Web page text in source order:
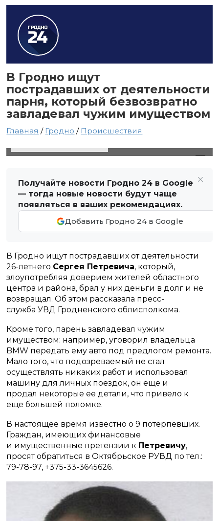
В Гродно ищут
пострадавших от деятельности
парня, который безвозвратно
завладевал чужим имуществом
Главная / Гродно / Происшествия
Получайте новости Гродно 24 в Google
— тогда новые новости будут чаще
появляться в ваших рекомендациях.
Добавить Гродно 24 в Google
В Гродно ищут пострадавших от деятельности
26-летнего Сергея Петревича, который,
злоупотребляя доверием жителей областного
центра и района, брал у них деньги в долг и не
возвращал. Об этом рассказала пресс-
служба УВД Гродненского облисполкома.
Кроме того, парень завладевал чужим
имуществом: например, уговорил владельца
BMW передать ему авто под предлогом ремонта.
Мало того, что подозреваемый не стал
осуществлять никаких работ и использовал
машину для личных поездок, он еще и
продал некоторые ее детали, что привело к
еще большей поломке.
В настоящее время известно о 9 потерпевших.
Граждан, имеющих финансовые
и имущественные претензии к Петревичу,
просят обратиться в Октябрьское РУВД по тел.:
79-78-97, +375-33-3645626.